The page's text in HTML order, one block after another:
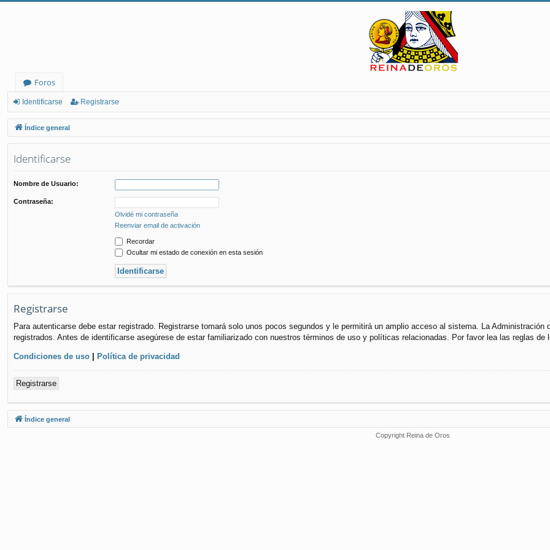
Foros
Identificarse Registrarse
Índice general
Identificarse
Nombre de Usuario:
Contraseña:
Olvidé mi contraseña
Reenviar email de activación
Recordar
Ocultar mi estado de conexión en esta sesión
Registrarse
Para autenticarse debe estar registrado. Registrarse tomará solo unos pocos segundos y le permitirá un amplio acceso al sistema. La
registrados. Antes de identificarse asegúrese de estar familiarizado con nuestros términos de uso y políticas relacionadas. Por favor lea las reglas de
Condiciones de uso | Política de privacidad
Registrarse
Índice general
Copyright Reina de Oros